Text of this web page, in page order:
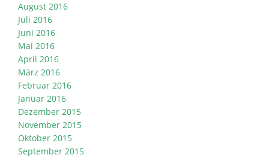
August 2016
Juli 2016
Juni 2016
Mai 2016
April 2016
März 2016
Februar 2016
Januar 2016
Dezember 2015
November 2015
Oktober 2015
September 2015